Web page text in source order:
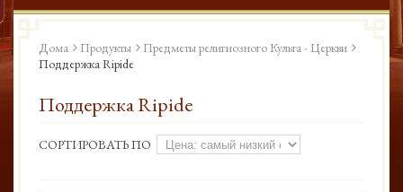
Дома Продукты
Предметы религиозного Культа - Церкви
Поддержка Ripide
Поддержка Ripide
СОРТИРОВАТЬ ПО